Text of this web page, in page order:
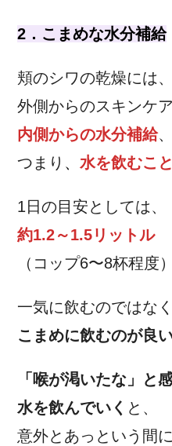
2．こまめな水分補給
頬のシワの乾燥には、
外側からのスキンケ
内側からの水分補給、
つまり 、水を飲むこと
1日の目安としては、
約1.2～1.5リットル
（コップ6〜8杯程度
一気に飲むのではなく
こまめに飲むのが良
「喉が渇いたな」と
水を飲んでいく と、
意外とあっという間に